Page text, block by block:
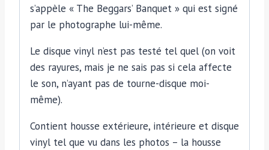
s’appèle « The Beggars’ Banquet » qui est signé
par le photographe lui-même.
Le disque vinyl n’est pas testé tel quel (on voit
des rayures, mais je ne sais pas si cela affecte
le son, n’ayant pas de tourne-disque moi-
même).
Contient housse extérieure, intérieure et disque
vinyl tel que vu dans les photos – la housse